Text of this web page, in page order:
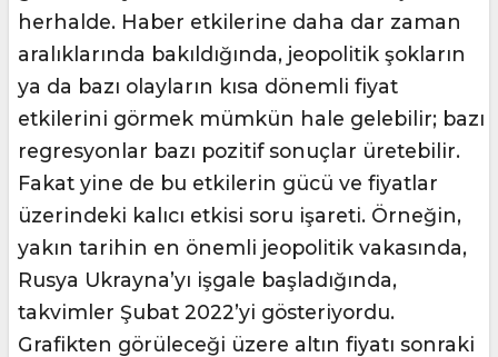
herhalde. Haber etkilerine daha dar zaman
aralıklarında bakıldığında, jeopolitik şokların
ya da bazı olayların kısa dönemli fiyat
etkilerini görmek mümkün hale gelebilir; bazı
regresyonlar bazı pozitif sonuçlar üretebilir.
Fakat yine de bu etkilerin gücü ve fiyatlar
üzerindeki kalıcı etkisi soru işareti. Örneğin,
yakın tarihin en önemli jeopolitik vakasında,
Rusya Ukrayna’yı işgale başladığında,
takvimler Şubat 2022’yi gösteriyordu.
Grafikten görüleceği üzere altın fiyatı sonraki